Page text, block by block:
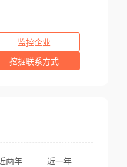
监控企业
挖掘联系方式
两年 近一年